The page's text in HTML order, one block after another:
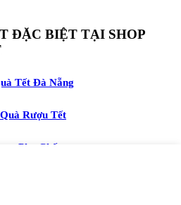
ĐẶC BIỆT TẠI SHOP
Tết Đà Nẵng
Rượu Tết
Pha Chế